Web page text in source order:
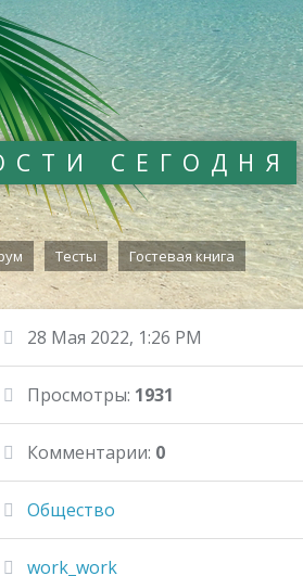
СЕГОДНЯ
Тесты Гостевая книга
28 Мая 2022, 1:26 PM
Просмотры: 1931
Комментарии: 0
Общество
work_work